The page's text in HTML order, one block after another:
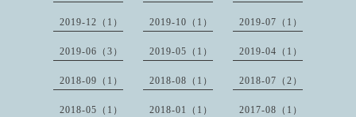
2019-12（1） 2019-10（1） 2019-07（1）
2019-06（3） 2019-05（1） 2019-04（1）
2018-09（1） 2018-08（1） 2018-07（2）
2018-05（1） 2018-01（1） 2017-08（1）